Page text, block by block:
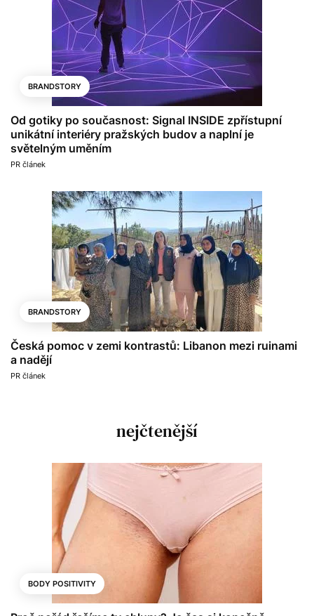
BRANDSTORY
Od gotiky po současnost: Signal INSIDE zpřístupní
unikátní interiéry pražských budov a naplní je
světelným uměním
PR článek
BRANDSTORY
Česká pomoc v zemi kontrastů: Libanon mezi ruinami
a nadějí
PR článek
nejčtenější
BODY POSITIVITY